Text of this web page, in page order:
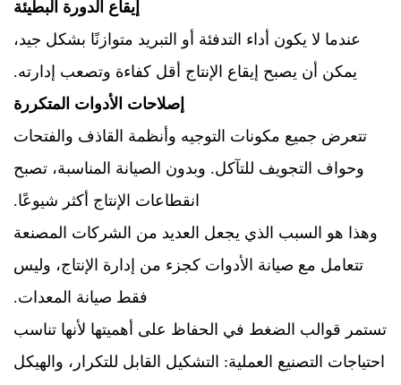
إيقاع الدورة البطيئة
عندما لا يكون أداء التدفئة أو التبريد متوازنًا بشكل جيد،
يمكن أن يصبح إيقاع الإنتاج أقل كفاءة وتصعب إدارته.
إصلاحات الأدوات المتكررة
تتعرض جميع مكونات التوجيه وأنظمة القاذف والفتحات
وحواف التجويف للتآكل. وبدون الصيانة المناسبة، تصبح
انقطاعات الإنتاج أكثر شيوعًا.
وهذا هو السبب الذي يجعل العديد من الشركات المصنعة
تتعامل مع صيانة الأدوات كجزء من إدارة الإنتاج، وليس
فقط صيانة المعدات.
تستمر قوالب الضغط في الحفاظ على أهميتها لأنها تناسب
احتياجات التصنيع العملية: التشكيل القابل للتكرار، والهيكل